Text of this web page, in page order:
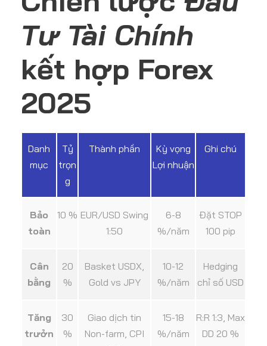
Tư Tài Chính
kết hợp Forex
2025
Danh
mục
Tỷ
trọn
g
Thành phần
Kỳ vọng
Lợi nhuận
Ghi chú
Bảo
toàn
10 % EUR/USD Swing
1:50
6-8
%/năm
Đặt STOP
100 pip
Cân
bằng
20
%
Basket USDX,
Gold vs JPY
10-12
%/năm
Hedging
chỉ số USD
Tăng
trưởn
30
%
Giao dịch tin
Non-farm, CPI
15-18
%/năm
R:R 1:3, Max
DD 20 %